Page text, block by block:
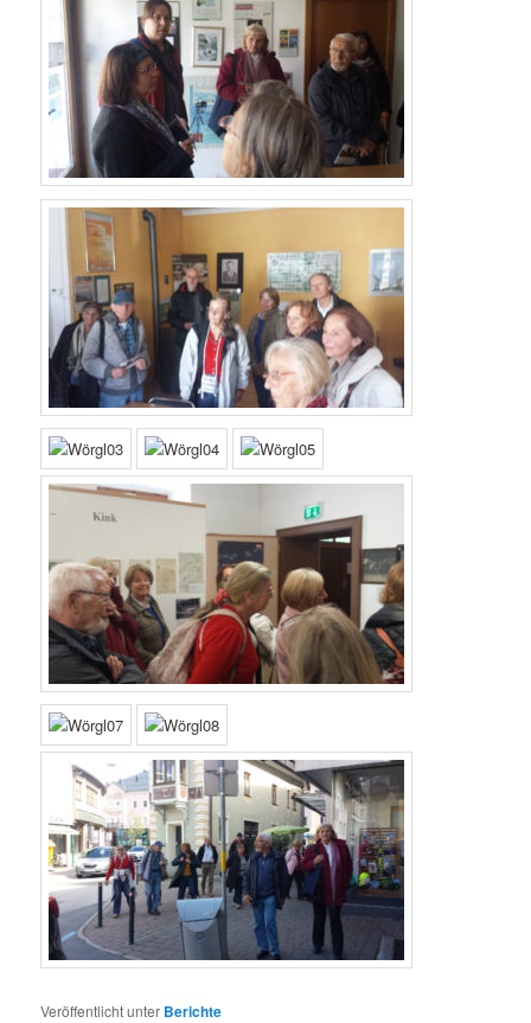
Veröffentlicht unter Berichte